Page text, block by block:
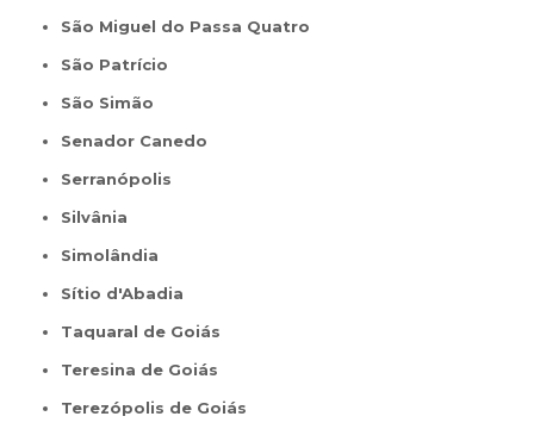
São Miguel do Passa Quatro
São Patrício
São Simão
Senador Canedo
Serranópolis
Silvânia
Simolândia
Sítio d'Abadia
Taquaral de Goiás
Teresina de Goiás
Terezópolis de Goiás